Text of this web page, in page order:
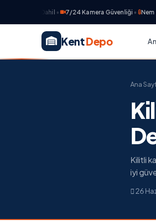
7/24 Kamera Güvenliği• Nem &
KentDepo
Ana
Kilitli
iyi
26